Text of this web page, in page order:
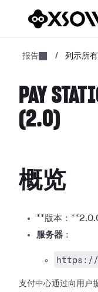
报告 / 列示所
PAY
(2.0)
概览
**版本：
服务器 ：
https://
支付中心通过向用户